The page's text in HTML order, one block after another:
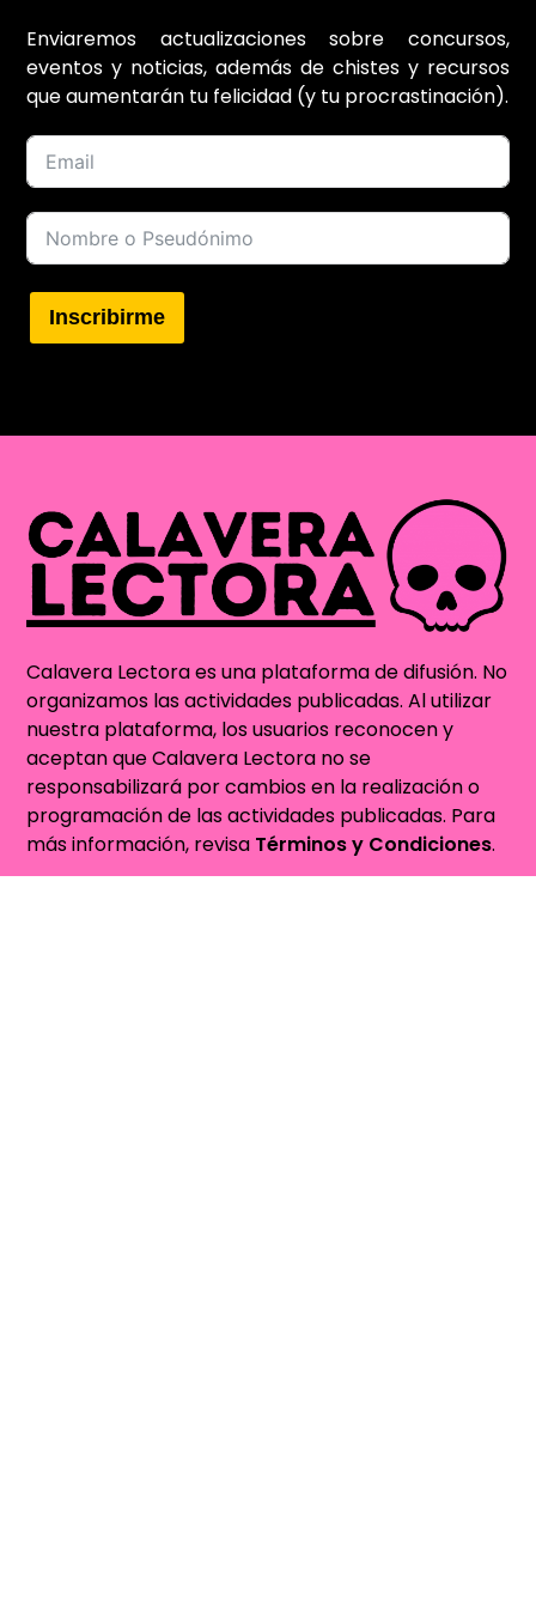
Enviaremos actualizaciones sobre concursos,
eventos y noticias, además de chistes y recursos
que aumentarán tu felicidad (y tu procrastinación).
Inscribirme
Calavera Lectora es una plataforma de difusión. No
organizamos las actividades publicadas. Al utilizar
nuestra plataforma, los usuarios reconocen y
aceptan que Calavera Lectora no se
responsabilizará por cambios en la realización o
programación de las actividades publicadas. Para
más información, revisa Términos y Condiciones.